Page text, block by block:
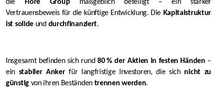
die
Fiore Group maßgeblich beteiligt – ein starker
Vertrauensbeweis für die künftige Entwicklung. Die Kapitalstruktur
ist solide und durchfinanziert.
Insgesamt befinden sich rund 80 % der Aktien in festen Händen –
ein stabiler Ankerfür langfristige Investoren, die sich nicht zu
günstigvon ihren Beständen trennen werden.